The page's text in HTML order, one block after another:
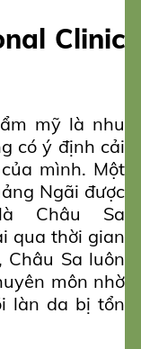
Clinic
mỹ là nhu
có ý định cải
mình. Một
Ngãi được
Châu Sa
qua thời gian
Sa luôn
môn nhờ
làn da bị tổn